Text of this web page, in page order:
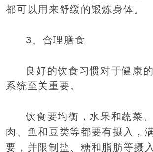
都可以用来舒缓的锻炼身体。
3、合理膳食
良好的饮食习惯对于健康
系统至关重要。
饮食要均衡，水果和蔬菜
肉、鱼和豆类等都要有摄入，
要，并限制盐、糖和脂肪等摄